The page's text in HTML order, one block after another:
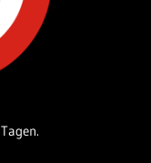
Tagen.